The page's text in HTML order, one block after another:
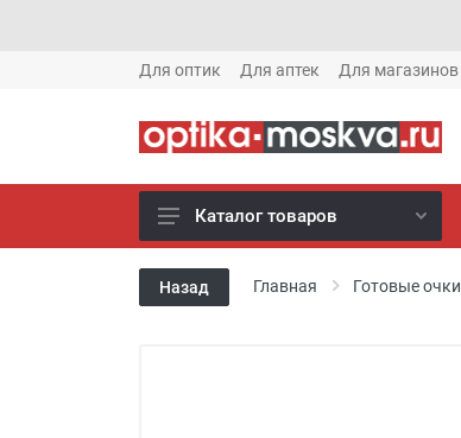
Для оптик Для аптек Для магазинов
Новое готовые очки (1621)
Новое солнце (1613)
Каталог товаров
Назад Главная Готовые очки